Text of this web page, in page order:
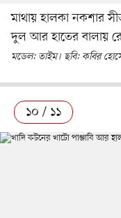
মাথায় হালকা নকশার
দুল আর হাতের বালায়
মডেল: তাইম। ছবি: কবির
১০ / ১১